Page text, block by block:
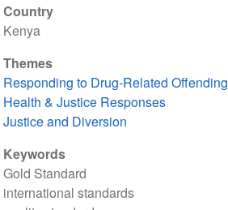
Country
Kenya
Themes
Responding to Drug-Related Offending
Health & Justice Responses
Justice and Diversion
Keywords
Gold Standard
international standards